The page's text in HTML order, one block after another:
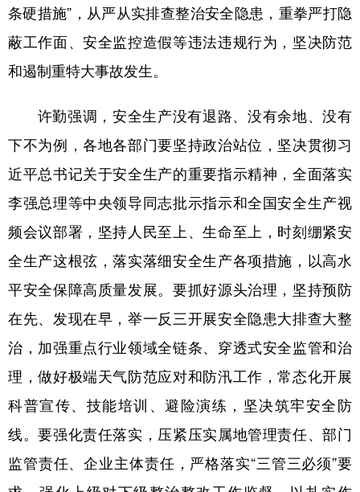
Deutsch Português
条硬措施”，从严从实排查整治安全隐患，重拳严打隐
蔽工作面、安全监控造假等违法违规行为，坚决防范
和遏制重特大事故发生。
许勤强调，安全生产没有退路、没有余地、没有
下不为例，各地各部门要坚持政治站位，坚决贯彻习
近平总书记关于安全生产的重要指示精神，全面落实
李强总理等中央领导同志批示指示和全国安全生产视
频会议部署，坚持人民至上、生命至上，时刻绷紧安
全生产这根弦，落实落细安全生产各项措施，以高水
平安全保障高质量发展。要抓好源头治理，坚持预防
在先、发现在早，举一反三开展安全隐患大排查大整
治，加强重点行业领域全链条、穿透式安全监管和治
理，做好极端天气防范应对和防汛工作，常态化开展
科普宣传、技能培训、避险演练，坚决筑牢安全防
线。要强化责任落实，压紧压实属地管理责任、部门
监管责任、企业主体责任，严格落实“三管三必须”要